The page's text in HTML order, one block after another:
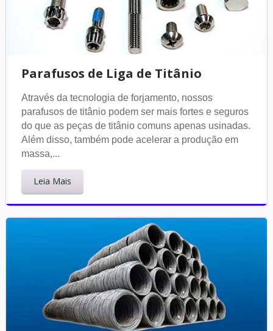
Parafusos de Liga de Titânio
Através da tecnologia de forjamento, nossos
parafusos de titânio podem ser mais fortes e seguros
do que as peças de titânio comuns apenas usinadas.
Além disso, também pode acelerar a produção em
massa,...
Leia Mais